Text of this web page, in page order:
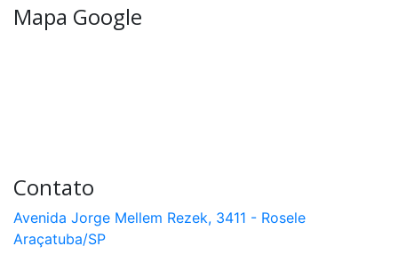
Mapa Google
Contato
Avenida Jorge Mellem Rezek, 3411 - Rosele
Araçatuba/SP